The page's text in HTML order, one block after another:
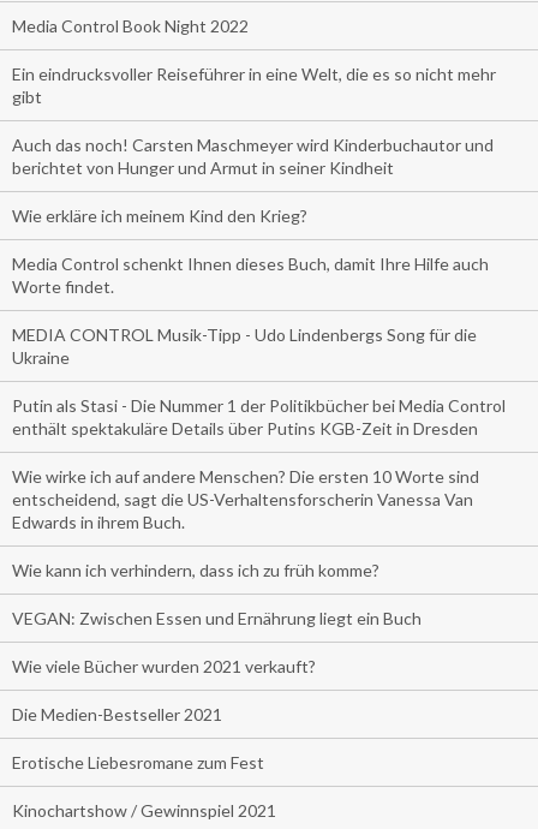
Media Control Book Night 2022
Ein eindrucksvoller Reiseführer in eine Welt, die es so nicht mehr
gibt
Auch das noch! Carsten Maschmeyer wird Kinderbuchautor und
berichtet von Hunger und Armut in seiner Kindheit
Wie erkläre ich meinem Kind den Krieg?
Media Control schenkt Ihnen dieses Buch, damit Ihre Hilfe auch
Worte findet.
MEDIA CONTROL Musik-Tipp - Udo Lindenbergs Song für die
Ukraine
Putin als Stasi - Die Nummer 1 der Politikbücher bei Media Control
enthält spektakuläre Details über Putins KGB-Zeit in Dresden
Wie wirke ich auf andere Menschen? Die ersten 10 Worte sind
entscheidend, sagt die US-Verhaltensforscherin Vanessa Van
Edwards in ihrem Buch.
Wie kann ich verhindern, dass ich zu früh komme?
VEGAN: Zwischen Essen und Ernährung liegt ein Buch
Wie viele Bücher wurden 2021 verkauft?
Die Medien-Bestseller 2021
Erotische Liebesromane zum Fest
Kinochartshow / Gewinnspiel 2021